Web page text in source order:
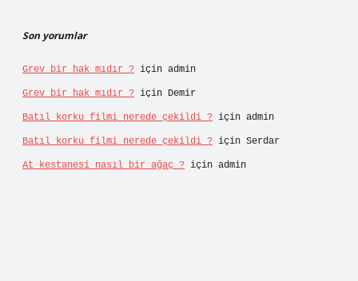
Son yorumlar
Grev bir hak mıdır ? için admin
Grev bir hak mıdır ? için Demir
Batıl korku filmi nerede çekildi ? için admin
Batıl korku filmi nerede çekildi ? için Serdar
At kestanesi nasıl bir ağaç ? için admin